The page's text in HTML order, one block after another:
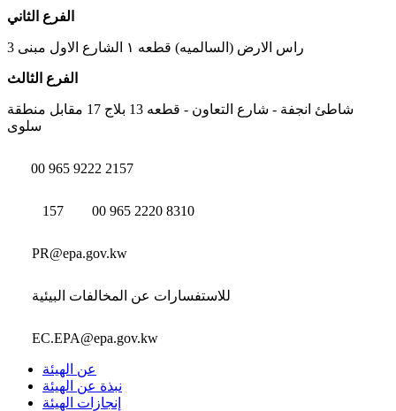
الفرع الثاني
راس الارض (السالميه) قطعه ١ الشارع الاول مبنى 3
الفرع الثالث
شاطئ انجفة - شارع التعاون - قطعه 13 بلاج 17 مقابل منطقة
سلوى
00 965 9222 2157
157 00 965 2220 8310
PR@epa.gov.kw
للاستفسارات عن المخالفات البيئية
EC.EPA@epa.gov.kw
عن الهيئة
نبذة عن الهيئة
إنجازات الهيئة